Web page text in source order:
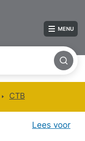
MENU
CTB
Lees voor